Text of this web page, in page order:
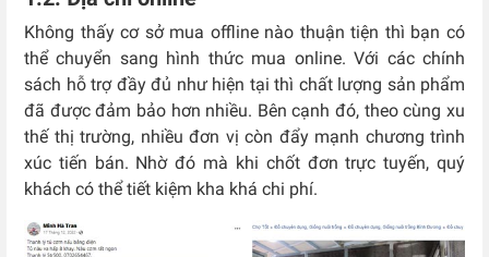
Không thấy cơ sở mua offline nào thuận tiện thì bạn có
thể chuyển sang hình thức mua online. Với các chính
sách hỗ trợ đầy đủ như hiện tại thì chất lượng sản phẩm
đã được đảm bảo hơn nhiều. Bên cạnh đó, theo cùng xu
thế thị trường, nhiều đơn vị còn đẩy mạnh chương trình
xúc tiến bán. Nhờ đó mà khi chốt đơn trực tuyến, quý
khách có thể tiết kiệm kha khá chi phí.